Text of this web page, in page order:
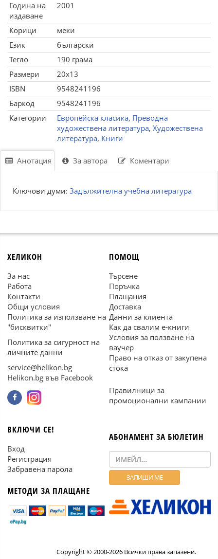
Година на
издаване
2001
Корици
меки
Език
български
Тегло
190 грама
Размери
20x13
ISBN
9548241196
Баркод
9548241196
Категории
Европейска класика, Преводна
художествена литература, Художествена
литература, Книги
Анотация За автора Коментари
Ключови думи: Задължителна учебна литература
ХЕЛИКОН
За нас
Работа
Контакти
Общи условия
Политика за използване на
"бисквитки"
Политика за сигурност на
личните данни
service@helikon.bg
Helikon.bg във Facebook
ПОМОЩ
Търсене
Поръчка
Плащания
Доставка
Данни за клиента
Как да свалим е-книги
Условия за ползване на
ваучер
Право на отказ от закупена
стока
Правилници за
промоционални кампании
ВКЛЮЧИ СЕ!
Вход
Регистрация
Забравена парола
МЕТОДИ ЗА ПЛАЩАНЕ
АБОНАМЕНТ ЗА БЮЛЕТИН
Copyright © 2000-2026 Всички права запазени.